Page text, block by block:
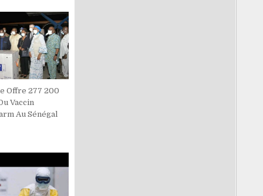
Offre 277 200
Vaccin
Au Sénégal